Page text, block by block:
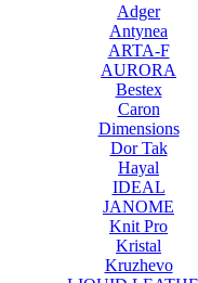
Adger
Antynea
ARTA-F
AURORA
Bestex
Caron
Dimensions
Dor Tak
Hayal
IDEAL
JANOME
Knit Pro
Kristal
Kruzhevo